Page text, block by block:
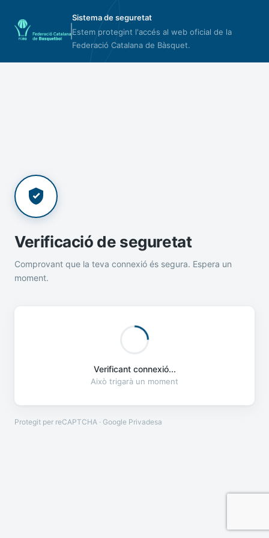
Sistema de seguretat
Estem protegint l'accés al web oficial de la
Federació Catalana de Bàsquet.
Verificació de seguretat
Comprovant que la teva connexió és segura. Espera un
moment.
Verificant connexió...
Això trigarà un moment
Protegit per reCAPTCHA · Google Privadesa